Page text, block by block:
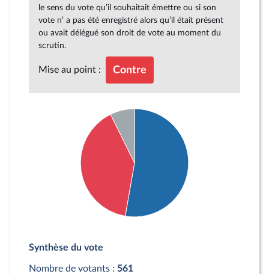
le sens du vote qu’il souhaitait émettre ou si son
vote n’ a pas été enregistré alors qu’il était présent
ou avait délégué son droit de vote au moment du
scrutin.
Mise au point : Contre
Contre : 224 députés
Synthèse du vote
Nombre de votants : 561